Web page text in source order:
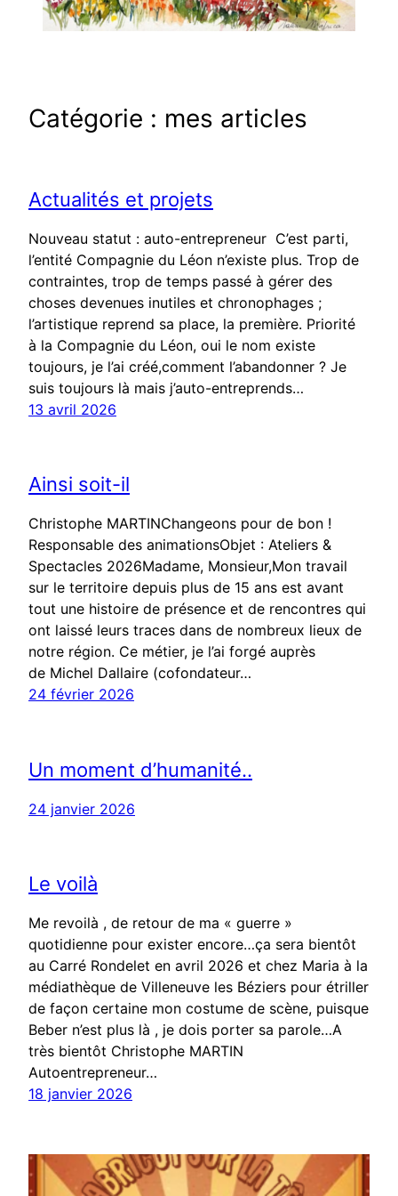
Catégorie : mes articles
Actualités et projets
Nouveau statut : auto-entrepreneur C’est parti,
l’entité Compagnie du Léon n’existe plus. Trop de
contraintes, trop de temps passé à gérer des
choses devenues inutiles et chronophages ;
l’artistique reprend sa place, la première. Priorité
à la Compagnie du Léon, oui le nom existe
toujours, je l’ai créé,comment l’abandonner ? Je
suis toujours là mais j’auto-entreprends…
13 avril 2026
Ainsi soit-il
Christophe MARTINChangeons pour de bon !
Responsable des animationsObjet : Ateliers &
Spectacles 2026Madame, Monsieur,Mon travail
sur le territoire depuis plus de 15 ans est avant
tout une histoire de présence et de rencontres qui
ont laissé leurs traces dans de nombreux lieux de
notre région. Ce métier, je l’ai forgé auprès
de Michel Dallaire (cofondateur…
24 février 2026
Un moment d’humanité..
24 janvier 2026
Le voilà
Me revoilà , de retour de ma « guerre »
quotidienne pour exister encore…ça sera bientôt
au Carré Rondelet en avril 2026 et chez Maria à la
médiathèque de Villeneuve les Béziers pour étriller
de façon certaine mon costume de scène, puisque
Beber n’est plus là , je dois porter sa parole…A
très bientôt Christophe MARTIN
Autoentrepreneur…
18 janvier 2026